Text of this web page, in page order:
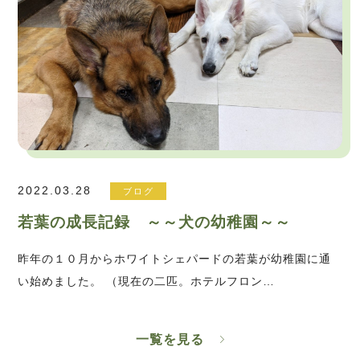
2022.03.28 ブログ
若葉の成長記録 ～～犬の幼稚園～～
昨年の１０月からホワイトシェパードの若葉が幼稚園に通
い始めました。 （現在の二匹。ホテルフロン…
一覧を見る